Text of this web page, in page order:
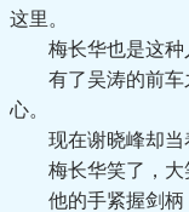
这里。
梅长华也是这种
有了吴涛的前车
心。
现在谢晓峰却当
梅长华笑了，大
他的手紧握剑柄，